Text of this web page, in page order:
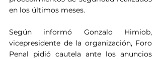
en los últimos meses.
Según informó Gonzalo Himiob,
vicepresidente de la organización, Foro
Penal pidió cautela ante los anuncios